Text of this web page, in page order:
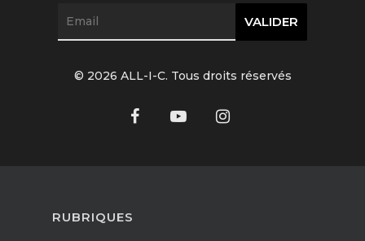
RUBRIQUES
© 2026 ALL-I-C. Tous droits réservés